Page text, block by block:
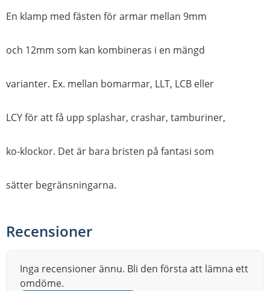
En klamp med fästen för armar mellan 9mm
och 12mm som kan kombineras i en mängd
varianter. Ex. mellan bomarmar, LLT, LCB eller
LCY för att få upp splashar, crashar, tamburiner,
ko-klockor. Det är bara bristen på fantasi som
sätter begränsningarna.
Recensioner
Inga recensioner ännu. Bli den första att lämna ett
omdöme.